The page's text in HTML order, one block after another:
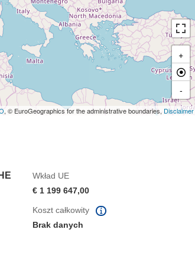
+
-
, © EuroGeographics for the administrative boundaries, Disclaimer
Wkład UE
€ 1 199 647,00
Koszt całkowity
Brak danych